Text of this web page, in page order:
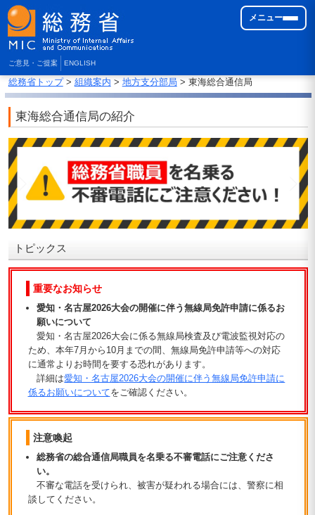
ご意見・ご提案 ENGLISH
メニュー
総務省トップ> 組織案内 > 地方支分部局 > 東海総合通信局
東海総合通信局の紹介
トピックス
重要なお知らせ
愛知・名古屋2026大会の開催に伴う無線局免許申請に係るお
願いについて
愛知・名古屋2026大会に係る無線局検査及び電波監視対応の
ため、本年7月から10月までの間、無線局免許申請等への対応
に通常よりお時間を要する恐れがあります。
詳細は愛知・名古屋2026大会の開催に伴う無線局免許申請に
係るお願いについてをご確認ください。
注意喚起
総務省の総合通信局職員を名乗る不審電話にご注意くださ
い。
不審な電話を受けられ、被害が疑われる場合には、警察に相
談してください。